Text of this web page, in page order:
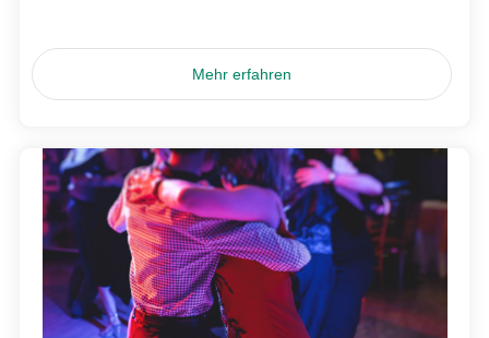
Mehr erfahren